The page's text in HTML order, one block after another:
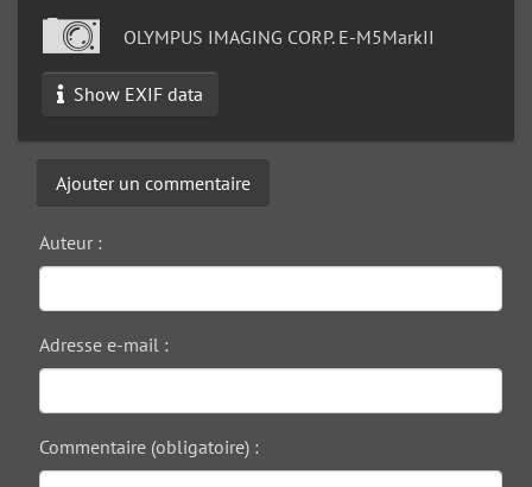
OLYMPUS IMAGING CORP. E-M5MarkII
Show EXIF data
Ajouter un commentaire
Auteur :
Adresse e-mail :
Commentaire (obligatoire) :